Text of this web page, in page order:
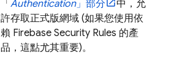
「 Authentication」部分
中，允
許存取正式版網域 (如果您使用依
賴 Firebase Security Rules 的產
品，這點尤其重要)。